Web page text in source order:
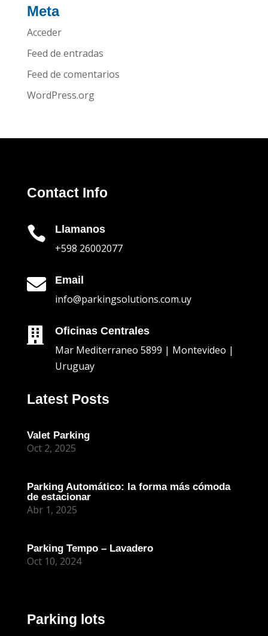
Meta
Acceder
Feed de entradas
Feed de comentarios
WordPress.org
Contact Info
 Llamanos
+598 26002077
 Email
info@parkingsolutions.com.uy
 Oficinas Centrales
Mar Mediterraneo 5899 | Montevideo |
Uruguay
Latest Posts
Valet Parking
Oct 2, 2025
Parking Automático: la forma más cómoda
de estacionar
Abr 1, 2025
Parking Tempo – Lavadero
Oct 10, 2024
Parking lots